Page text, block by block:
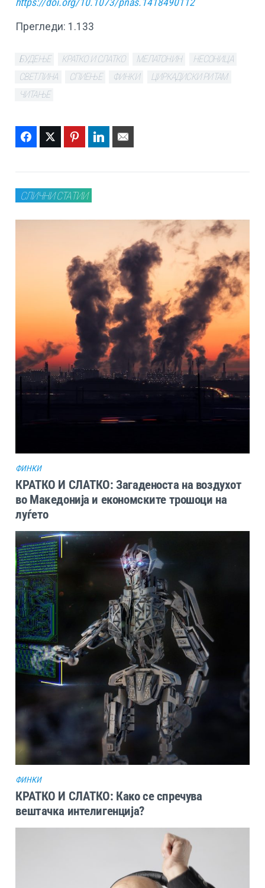
https://doi.org/10.1073/pnas.1418490112
Прегледи: 1.133
БУДЕЊЕ КРАТКО И СЛАТКО МЕЛАТОНИН
НЕСОНИЦА
СВЕТЛИНА
СПИЕЊЕ ФИНКИ
ЦИРКАДИСКИ РИТАМ
ЧИТАЊЕ
FacebookTwitter PinterestLinkedIn
СЛИЧНИ СТАТИИ
ФИНКИ
КРАТКО И СЛАТКО: Загаденоста на воздухот
во Македонија и економските трошоци на
луѓето
ФИНКИ
КРАТКО И СЛАТКО: Како се спречува
вештачка интелигенција?